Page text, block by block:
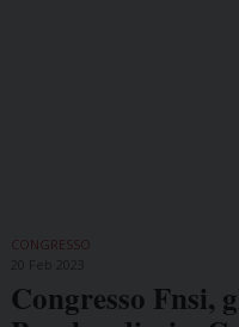
CONGRESSO
Congresso Fnsi,